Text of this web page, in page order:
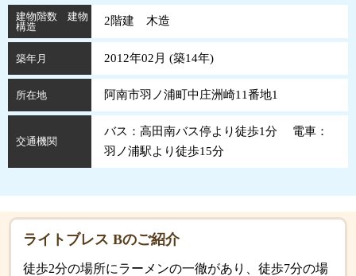
建物階数 建物
構造
2階建 木造
築年月 2012年02月 (築14年)
所在地 阿南市羽ノ浦町中庄洲崎11番地1
交通機関
バス：高田南バス停より徒歩1分 電車：
羽ノ浦駅より徒歩15分
ライトブレス Bのご紹介
徒歩2分の場所にラーメンの一徹があり、徒歩7分の場